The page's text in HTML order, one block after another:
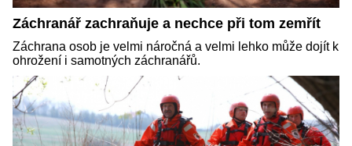
Záchranář zachraňuje a nechce při tom zemřít
Záchrana osob je velmi náročná a velmi lehko může dojít k
ohrožení i samotných záchranářů.